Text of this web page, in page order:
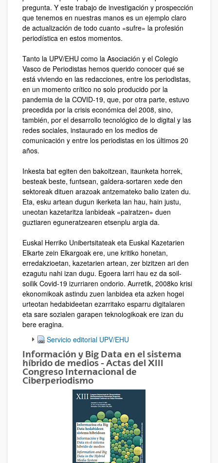
pregunta. Y este trabajo de investigación y prospección
que tenemos en nuestras manos es un ejemplo claro
de actualización de todo cuanto «sufre» la profesión
periodística en estos momentos.
Tanto la UPV/EHU como la Asociación y el Colegio
Vasco de Periodistas hemos querido conocer qué se
está viviendo en las redacciones, entre los periodistas,
en un momento crítico no solo producido por la
pandemia de la COVID-19, que, por otra parte, estuvo
precedida por la crisis económica del 2008, sino,
también, por el desarrollo tecnológico de lo digital y las
redes sociales, instaurado en los medios de
comunicación y entre los periodistas en los últimos 20
años.
Inkesta bat egiten den bakoitzean, itaunketa horrek,
besteak beste, funtsean, galdera-sortaren xede den
sektoreak dituen arazoak antzemateko balio izaten du.
Eta, esku artean dugun ikerketa lan hau, hain justu,
uneotan kazetaritza lanbideak «pairatzen» duen
guztiaren eguneratzearen etsenplu argia da.
Euskal Herriko Unibertsitateak eta Euskal Kazetarien
Elkarte zein Elkargoak ere, une kritiko honetan,
erredakzioetan, kazetarien artean, zer bizitzen ari den
ezagutu nahi izan dugu. Egoera larri hau ez da soil-
soilik Covid-19 izurriaren ondorio. Aurretik, 2008ko krisi
ekonomikoak astindu zuen lanbidea eta azken hogei
urteotan hedabideetan ezarritako esparru digitalaren
eta sare sozialen garapen teknologikoak ere izan du
bere eragina.
Servicio editorial UPV/EHU
Información y Big Data en el sistema
híbrido de medios - Actas del XIII
Congreso Internacional de
Ciberperiodismo